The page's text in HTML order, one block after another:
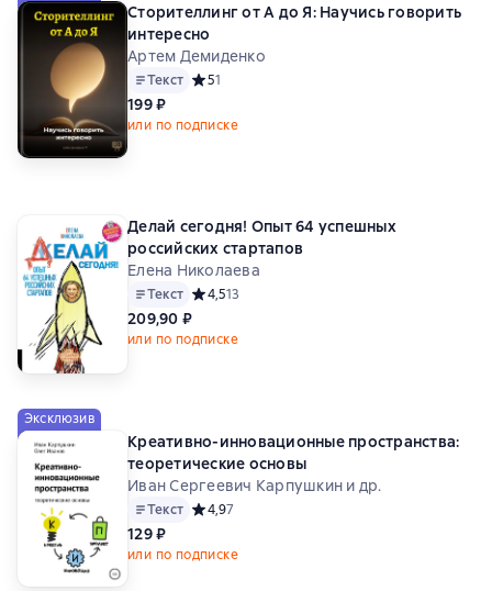
Сторителлинг от А до Я: Научись говорить
интересно
Артем Демиденко
Текст Средний рейтинг 5 на основе 1 оценок
51
199 ₽
или по подписке
Делай сегодня! Опыт 64 успешных
российских стартапов
Елена Николаева
Текст Средний рейтинг 4,5 на основе 13 оценок
4,513
209,90 ₽
или по подписке
Эксклюзив
Креативно-инновационные пространства:
теоретические основы
Иван Сергеевич Карпушкин и др.
Текст Средний рейтинг 4,9 на основе 7 оценок
4,97
129 ₽
или по подписке